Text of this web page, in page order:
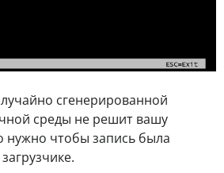
сгенерированной
среды не решит вашу
нужно чтобы запись была